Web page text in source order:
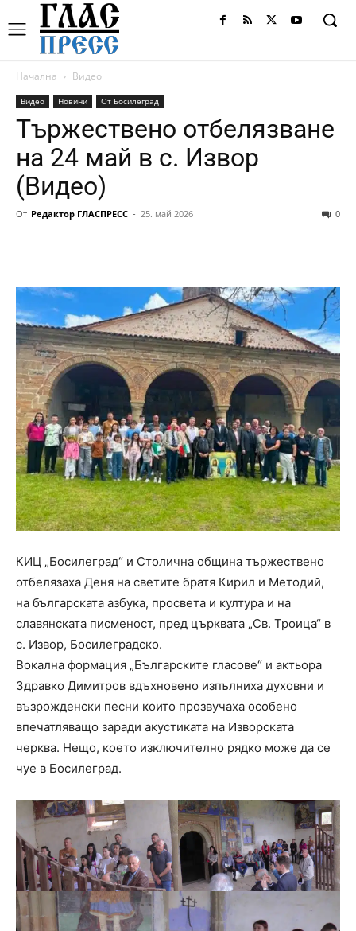
Начална Видео
Видео Новини От Босилеград
Тържествено отбелязване
на 24 май в с. Извор
(Видео)
От Редактор ГЛАСПРЕСС - 25. май 2026 0
КИЦ „Босилеград“ и Столична община тържествено
отбелязаха Деня на светите братя Кирил и Методий,
на българската азбука, просвета и култура и на
славянската писменост, пред църквата „Св. Троица“ в
с. Извор, Босилеградско.
Вокална формация „Българските гласове“ и актьора
Здравко Димитров вдъхновено изпълниха духовни и
възрожденски песни които прозвучаха особено
впечатляващо заради акустиката на Изворската
черква. Нещо, което изключително рядко може да се
чуе в Босилеград.